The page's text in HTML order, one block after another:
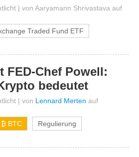
| von Aaryamann Shrivastava auf
Traded Fund ETF
FED-Chef Powell:
bedeutet
| von Lennard Merten auf
₿ BTC Regulierung